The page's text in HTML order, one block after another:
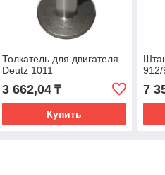
Толкатель для двигателя
Deutz 1011
3 662,04₸
Купить
7